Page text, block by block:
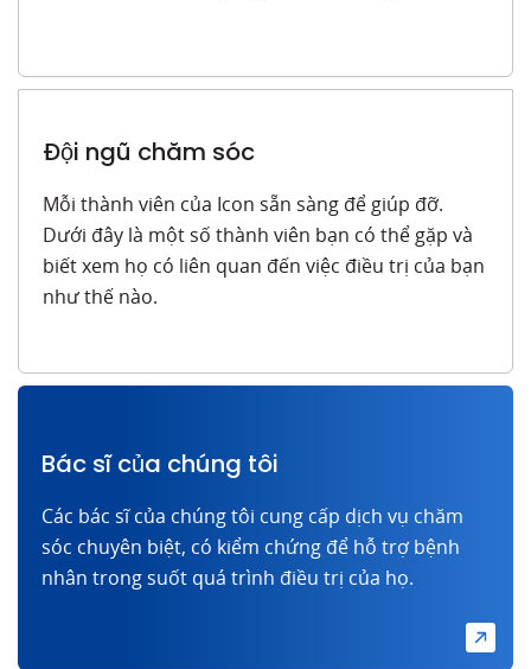
Đội ngũ chăm sóc
Mỗi thành viên của Icon sẵn sàng để giúp đỡ.
Dưới đây là một số thành viên bạn có thể gặp và
biết xem họ có liên quan đến việc điều trị của bạn
như thế nào.
Bác sĩ của chúng tôi
Các bác sĩ của chúng tôi cung cấp dịch vụ chăm
sóc chuyên biệt, có kiểm chứng để hỗ trợ bệnh
nhân trong suốt quá trình điều trị của họ.